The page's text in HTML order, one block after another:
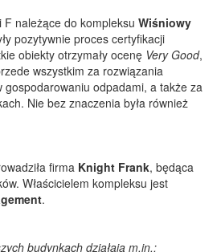
należące do kompleksu Wiśniowy
pozytywnie proces certyfikacji
obiekty otrzymały ocenę Very Good,
wszystkim za rozwiązania
gospodarowaniu odpadami, a także za
Nie bez znaczenia była również
firma Knight Frank, będąca
Właścicielem kompleksu jest
.
budynkach działają m.in.: